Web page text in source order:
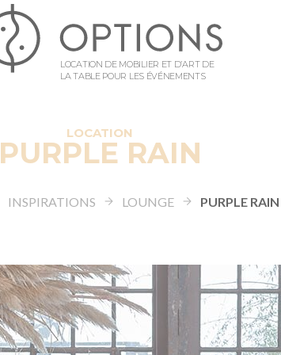
LOCATION DE MOBILIER ET D’ART DE
LA TABLE POUR LES ÉVÉNEMENTS
LOCATION
PURPLE RAIN
INSPIRATIONS LOUNGE PURPLE RAIN